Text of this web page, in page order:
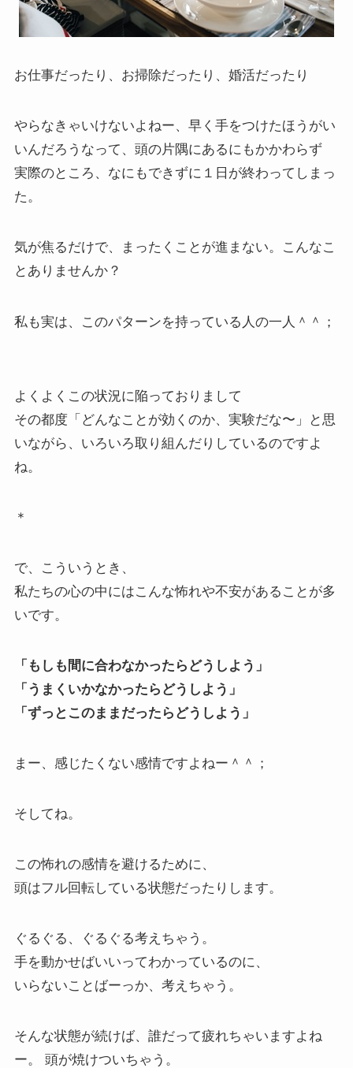
お仕事だったり、お掃除だったり、婚活だったり
やらなきゃいけないよねー、早く手をつけたほうがい
いんだろうなって、頭の片隅にあるにもかかわらず
実際のところ、なにもできずに１日が終わってしまっ
た。
気が焦るだけで、まったくことが進まない。こんなこ
とありませんか？
私も実は、このパターンを持っている人の一人＾＾；
よくよくこの状況に陥っておりまして
その都度「どんなことが効くのか、実験だな〜」と思
いながら、いろいろ取り組んだりしているのですよ
ね。
＊
で、こういうとき、
私たちの心の中にはこんな怖れや不安があることが多
いです。
「もしも間に合わなかったらどうしよう」
「うまくいかなかったらどうしよう」
「ずっとこのままだったらどうしよう」
まー、感じたくない感情ですよねー＾＾；
そしてね。
この怖れの感情を避けるために、
頭はフル回転している状態だったりします。
ぐるぐる、ぐるぐる考えちゃう。
手を動かせばいいってわかっているのに、
いらないことばーっか、考えちゃう。
そんな状態が続けば、誰だって疲れちゃいますよね
ー。 頭が焼けついちゃう。